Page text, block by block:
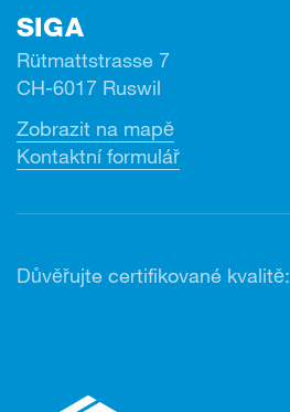
SIGA
Rütmattstrasse 7
CH-6017 Ruswil
Zobrazit na mapě
Kontaktní formulář
Důvěřujte certifikované kvalitě: